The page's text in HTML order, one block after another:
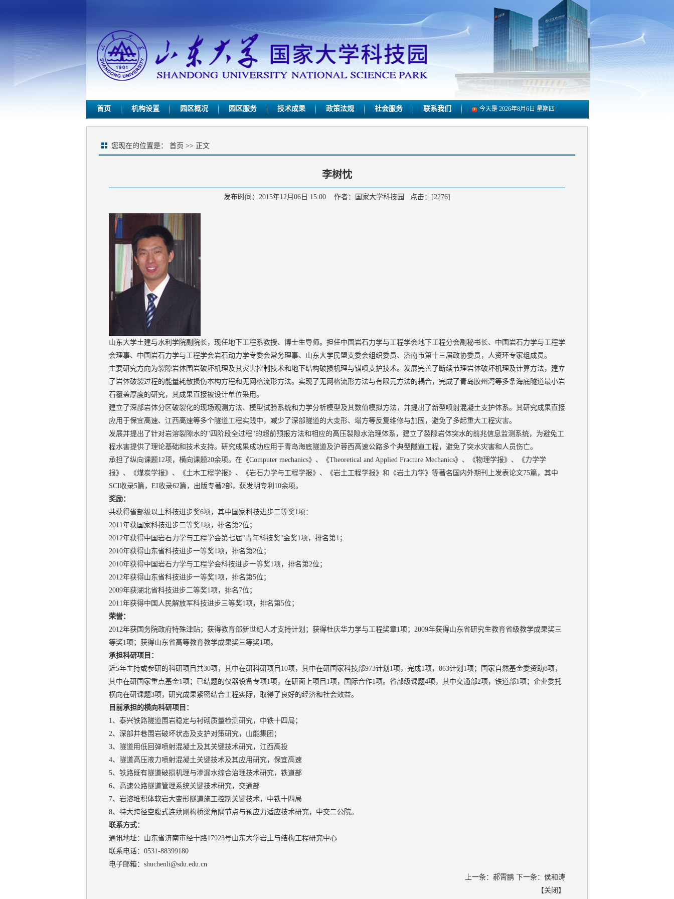
首页 机构设置 园区概况 园区服务 技术成果 政策法规 社会服务 联系我们 今天是 2026年8月6日 星期四
您现在的位置是： 首页 >> 正文
李树忱
发布时间：2015年12月06日 15:00 作者：国家大学科技园 点击：[2276]
山东大学土建与水利学院副院长，现任地下工程系教授、博士生导师。担任中国岩石力学与工程学会地下工程分会副秘书长、中国岩石力学与工程学
会理事、中国岩石力学与工程学会岩石动力学专委会常务理事、山东大学民盟支委会组织委员、济南市第十三届政协委员，人资环专家组成员。
主要研究方向为裂隙岩体围岩破坏机理及其灾害控制技术和地下结构破损机理与锚喷支护技术。发展完善了断续节理岩体破坏机理及计算方法，建立
了岩体破裂过程的能量耗散损伤本构方程和无网格流形方法。实现了无网格流形方法与有限元方法的耦合，完成了青岛胶州湾等多条海底隧道最小岩
石覆盖厚度的研究，其成果直接被设计单位采用。
建立了深部岩体分区破裂化的现场观测方法、模型试验系统和力学分析模型及其数值模拟方法，并提出了新型喷射混凝土支护体系。其研究成果直接
应用于保宜高速、江西高速等多个隧道工程实践中，减少了深部隧道的大变形、塌方等反复维修与加固，避免了多起重大工程灾害。
发展并提出了针对岩溶裂隙水的"四阶段全过程"的超前预报方法和相应的高压裂隙水治理体系，建立了裂隙岩体突水的前兆信息监测系统，为避免工
程水害提供了理论基础和技术支持。研究成果成功应用于青岛海底隧道及沪蓉西高速公路多个典型隧道工程，避免了突水灾害和人员伤亡。
承担了纵向课题12项，横向课题20余项。在《Computer mechanics》、《Theoretical and Applied Fracture Mechanics》、《物理学报》、《力学学
报》、《煤炭学报》、《土木工程学报》、《岩石力学与工程学报》、《岩土工程学报》和《岩土力学》等著名国内外期刊上发表论文75篇，其中
SCI收录5篇，EI收录62篇，出版专著2部，获发明专利10余项。
奖励：
共获得省部级以上科技进步奖6项，其中国家科技进步二等奖1项：
2011年获国家科技进步二等奖1项，排名第2位；
2012年获得中国岩石力学与工程学会第七届"青年科技奖"金奖1项，排名第1；
2010年获得山东省科技进步一等奖1项，排名第2位；
2010年获得中国岩石力学与工程学会科技进步一等奖1项，排名第2位；
2012年获得山东省科技进步一等奖1项，排名第5位；
2009年获湖北省科技进步二等奖1项，排名7位；
2011年获得中国人民解放军科技进步三等奖1项，排名第5位；
荣誉：
2012年获国务院政府特殊津贴；获得教育部新世纪人才支持计划；获得杜庆华力学与工程奖章1项；2009年获得山东省研究生教育省级教学成果奖三
等奖1项；获得山东省高等教育教学成果奖三等奖1项。
承担科研项目：
近5年主持或参研的科研项目共30项，其中在研科研项目10项，其中在研国家科技部973计划1项，完成1项，863计划1项；国家自然基金委资助8项，
其中在研国家重点基金1项；已结题的仪器设备专项1项，在研面上项目1项，国际合作1项。省部级课题4项，其中交通部2项，铁道部1项；企业委托
横向在研课题3项，研究成果紧密结合工程实际，取得了良好的经济和社会效益。
目前承担的横向科研项目：
1、泰兴铁路隧道围岩稳定与衬砌质量检测研究，中铁十四局；
2、深部井巷围岩破坏状态及支护对策研究，山能集团；
3、隧道用低回弹喷射混凝土及其关键技术研究，江西高投
4、隧道高压液力喷射混凝土关键技术及其应用研究，保宜高速
5、铁路既有隧道破损机理与滲漏水综合治理技术研究，铁道部
6、高速公路隧道管理系统关键技术研究，交通部
7、岩溶堆积体软岩大变形隧道施工控制关键技术，中铁十四局
8、特大跨径空腹式连续刚构桥梁角隅节点与预应力适应技术研究，中交二公院。
联系方式：
通讯地址：山东省济南市经十路17923号山东大学岩土与结构工程研究中心
联系电话：0531-88399180
电子邮箱：shuchenli@sdu.edu.cn
上一条： 郝霄鹏 下一条： 侯和涛
【关闭 】